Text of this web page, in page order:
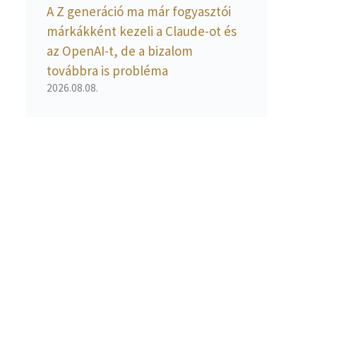
A Z generáció ma már fogyasztói
márkákként kezeli a Claude-ot és
az OpenAI-t, de a bizalom
továbbra is probléma
2026.08.08.